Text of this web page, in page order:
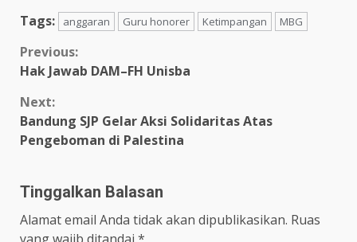
Tags:
anggaran Guru honorer Ketimpangan MBG
Previous:
Hak Jawab DAM–FH Unisba
Next:
Bandung SJP Gelar Aksi Solidaritas Atas
Pengeboman di Palestina
Tinggalkan Balasan
Alamat email Anda tidak akan dipublikasikan. Ruas